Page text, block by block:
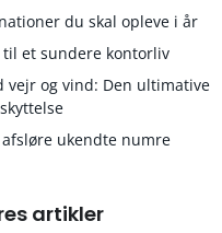
du skal opleve i år
til et sundere kontorliv
og vind: Den ultimative
ukendte numre
artikler